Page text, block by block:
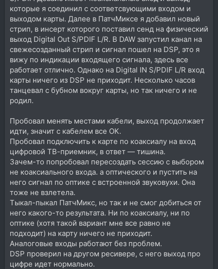
которые я соединил с соответсвующими входом и
выходом карты. Далее в ПатчМиксе я добавил новый
стрип, в инсерт которого поставил сенд на физический
выход Digital Out S/PDIF L/R. В DAW запустил канал на
свежесозданный стрип и сигнал пошел на DSP, это я
вижу по индикации входящего сигнала, здесь все
работает отлично. Однако на Digital IN S/PDIF L/R вход
карты ничего из DSP не приходит. Несколько часов
танцевал с бубном вокруг карты, но так ничего и не
родил.
Пробовал менять местами кабели, выход продолжает
идти, значит с кабелем все ОК.
Пробовал подключить к карте по коаксиалу на вход
цифровой ТВ-приемник, в ответ — тишина.
Зачем-то попробовал пересоздать сессию с выбором
не коаксиального входа. а оптического и пустить на
него сигнал по оптике с встроенной звуковухи. Она
тоже не взлетела.
Тыкал-пыкал ПатчМикс, но так и не смог добиться от
него какого-то результата. Ни по коаксиалу, ни по
оптике (хотя такой вариант мне все равно не
подходит) на карту ничего не приходит.
Аналоговые входы работают без проблем.
DSP проверил на другом ресивере, с него выход про
цифре идет нормально.